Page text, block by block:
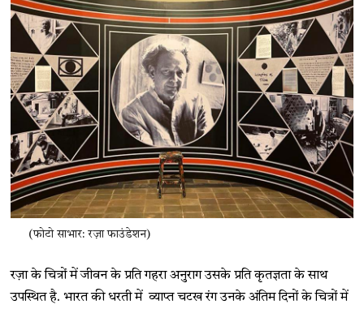
(फोटो साभार: रज़ा फाउंडेशन)
रज़ा के चित्रों में जीवन के प्रति गहरा अनुराग उसके प्रति कृतज्ञता के साथ
उपस्थित है. भारत की धरती में व्याप्त चटख रंग उनके अंतिम दिनों के चित्रों में